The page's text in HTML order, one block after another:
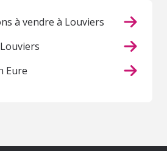
à vendre à Louviers
Eure